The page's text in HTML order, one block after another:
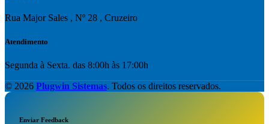
Rua Major Sales , Nº 28 , Cruzeiro
Atendimento
Segunda à Sexta. das 8:00h às 17:00h
© 2026 Plugwin Sistemas. Todos os direitos reservados.
Enviar Feedback